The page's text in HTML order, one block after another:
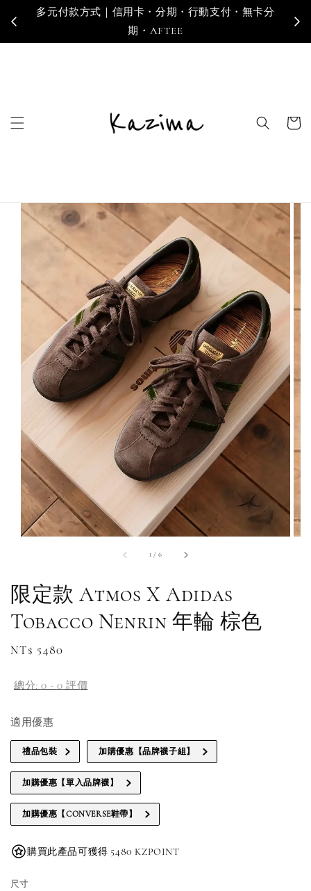
多元付款方式｜信用卡・分期・行動支付・無卡分
期・AFTEE
寄
1 / 6
限定款 Atmos X Adidas
Tobacco Nenrin 年輪 棕色
Regular
NT$ 5480
總分:0 - 0 評價
適用優惠
禮品包裝 加購優惠【品牌襪子組】
加購優惠【單入品牌襪】
加購優惠【CONVERSE鞋帶】
購買此產品可獲得 5480 KZPOINT
尺寸